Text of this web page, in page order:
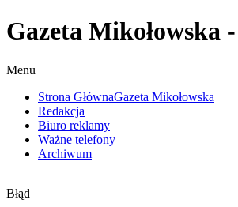
Gazeta Mikołowska -
Menu
Strona GłównaGazeta Mikołowska
Redakcja
Biuro reklamy
Ważne telefony
Archiwum
Błąd